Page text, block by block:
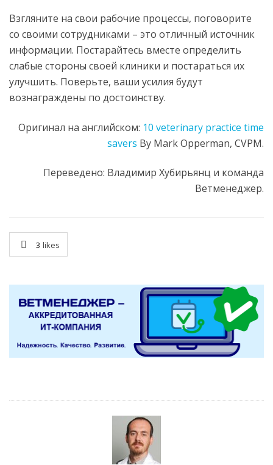
Взгляните на свои рабочие процессы, поговорите
со своими сотрудниками – это отличный источник
информации. Постарайтесь вместе определить
слабые стороны своей клиники и постараться их
улучшить. Поверьте, ваши усилия будут
вознаграждены по достоинству.
Оригинал на английском: 10 veterinary practice time
savers By Mark Opperman, CVPM.
Переведено: Владимир Хубирьянц и команда
Ветменеджер.
3 likes